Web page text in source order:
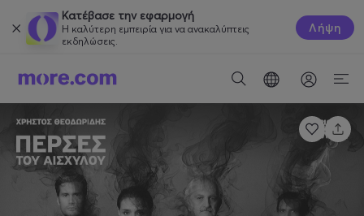
Κατέβασε την εφαρμογή
Η καλύτερη εμπειρία για να ανακαλύπτεις
εκδηλώσεις.
Λήψη